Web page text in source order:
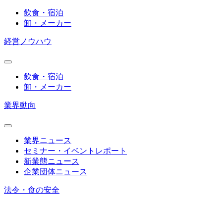
飲食・宿泊
卸・メーカー
経営ノウハウ
飲食・宿泊
卸・メーカー
業界動向
業界ニュース
セミナー・イベントレポート
新業態ニュース
企業団体ニュース
法令・食の安全